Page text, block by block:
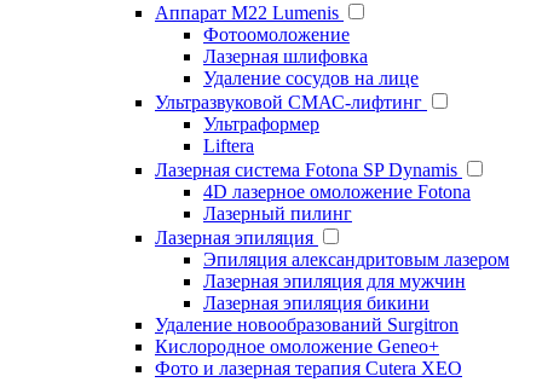
Аппарат М22 Lumenis
Фотоомоложение
Лазерная шлифовка
Удаление сосудов на лице
Ультразвуковой СМАС-лифтинг
Ультраформер
Liftera
Лазерная система Fotona SP Dynamis
4D лазерное омоложение Fotona
Лазерный пилинг
Лазерная эпиляция
Эпиляция александритовым лазером
Лазерная эпиляция для мужчин
Лазерная эпиляция бикини
Удаление новообразований Surgitron
Кислородное омоложение Geneo+
Фото и лазерная терапия Cutera XEO